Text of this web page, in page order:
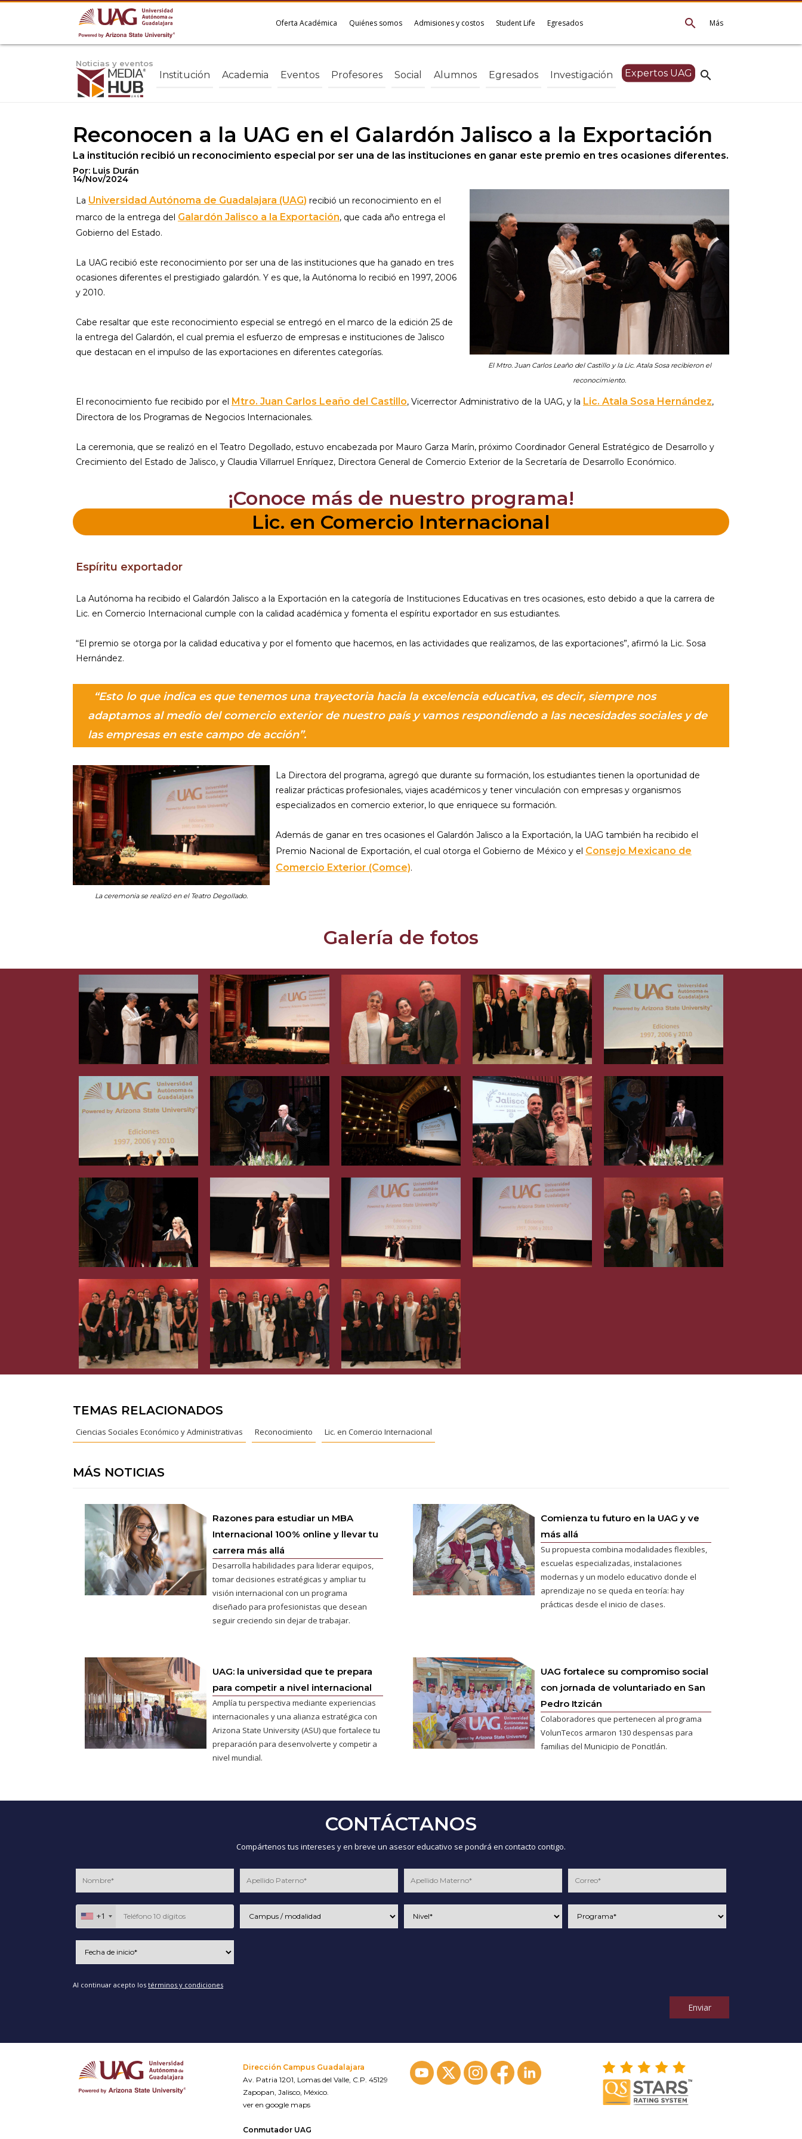
Más
search
Oferta Académica Quiénes somos Admisiones y costos Student Life Egresados
Noticias y eventos
search
Institución Academia Eventos Profesores Social Alumnos Egresados Investigación Expertos UAG
Reconocen a la UAG en el Galardón Jalisco a la Exportación
La institución recibió un reconocimiento especial por ser una de las instituciones en ganar este premio en tres ocasiones diferentes.
Por: Luis Durán
14/Nov/2024
La Universidad Autónoma de Guadalajara (UAG) recibió un reconocimiento en el
marco de la entrega del Galardón Jalisco a la Exportación, que cada año entrega el
Gobierno del Estado.
La UAG recibió este reconocimiento por ser una de las instituciones que ha ganado en tres
ocasiones diferentes el prestigiado galardón. Y es que, la Autónoma lo recibió en 1997, 2006
y 2010.
Cabe resaltar que este reconocimiento especial se entregó en el marco de la edición 25 de
la entrega del Galardón, el cual premia el esfuerzo de empresas e instituciones de Jalisco
que destacan en el impulso de las exportaciones en diferentes categorías.
El Mtro. Juan Carlos Leaño del Castillo y la Lic. Atala Sosa recibieron el
reconocimiento.
El reconocimiento fue recibido por el Mtro. Juan Carlos Leaño del Castillo, Vicerrector Administrativo de la UAG, y la Lic. Atala Sosa Hernández,
Directora de los Programas de Negocios Internacionales.
La ceremonia, que se realizó en el Teatro Degollado, estuvo encabezada por Mauro Garza Marín, próximo Coordinador General Estratégico de Desarrollo y
Crecimiento del Estado de Jalisco, y Claudia Villarruel Enríquez, Directora General de Comercio Exterior de la Secretaría de Desarrollo Económico.
¡Conoce más de nuestro programa!
Lic. en Comercio Internacional
Espíritu exportador
La Autónoma ha recibido el Galardón Jalisco a la Exportación en la categoría de Instituciones Educativas en tres ocasiones, esto debido a que la carrera de
Lic. en Comercio Internacional cumple con la calidad académica y fomenta el espíritu exportador en sus estudiantes.
“El premio se otorga por la calidad educativa y por el fomento que hacemos, en las actividades que realizamos, de las exportaciones”, afirmó la Lic. Sosa
Hernández.
“Esto lo que indica es que tenemos una trayectoria hacia la excelencia educativa, es decir, siempre nos
adaptamos al medio del comercio exterior de nuestro país y vamos respondiendo a las necesidades sociales y de
las empresas en este campo de acción”.
La ceremonia se realizó en el Teatro Degollado.
La Directora del programa, agregó que durante su formación, los estudiantes tienen la oportunidad de
realizar prácticas profesionales, viajes académicos y tener vinculación con empresas y organismos
especializados en comercio exterior, lo que enriquece su formación.
Además de ganar en tres ocasiones el Galardón Jalisco a la Exportación, la UAG también ha recibido el
Premio Nacional de Exportación, el cual otorga el Gobierno de México y el Consejo Mexicano de
Comercio Exterior (Comce).
Galería de fotos
TEMAS RELACIONADOS
Ciencias Sociales Económico y Administrativas Reconocimiento Lic. en Comercio Internacional
MÁS NOTICIAS
Razones para estudiar un MBA
Internacional 100% online y llevar tu
carrera más allá
Desarrolla habilidades para liderar equipos,
tomar decisiones estratégicas y ampliar tu
visión internacional con un programa
diseñado para profesionistas que desean
seguir creciendo sin dejar de trabajar.
Comienza tu futuro en la UAG y ve
más allá
Su propuesta combina modalidades flexibles,
escuelas especializadas, instalaciones
modernas y un modelo educativo donde el
aprendizaje no se queda en teoría: hay
prácticas desde el inicio de clases.
UAG: la universidad que te prepara
para competir a nivel internacional
Amplía tu perspectiva mediante experiencias
internacionales y una alianza estratégica con
Arizona State University (ASU) que fortalece tu
preparación para desenvolverte y competir a
nivel mundial.
UAG fortalece su compromiso social
con jornada de voluntariado en San
Pedro Itzicán
Colaboradores que pertenecen al programa
VolunTecos armaron 130 despensas para
familias del Municipio de Poncitlán.
CONTÁCTANOS
Compártenos tus intereses y en breve un asesor educativo se pondrá en contacto contigo.
+1
Al continuar acepto los términos y condiciones
Enviar
Dirección Campus Guadalajara
Av. Patria 1201, Lomas del Valle, C.P. 45129
Zapopan, Jalisco, México.
ver en google maps
Conmutador UAG